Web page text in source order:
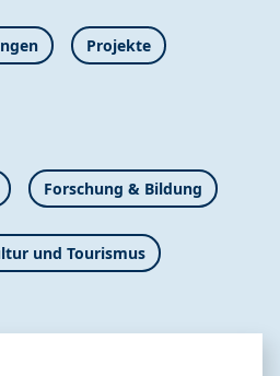
Projekte
Forschung & Bildung
und Tourismus